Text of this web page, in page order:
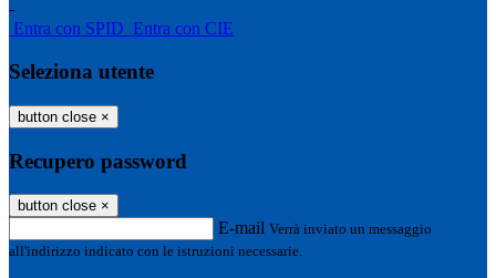
-
Entra con SPID Entra con CIE
Seleziona utente
button close ×
Recupero password
button close ×
E-mail Verrà inviato un messaggio
all'indirizzo indicato con le istruzioni necessarie.